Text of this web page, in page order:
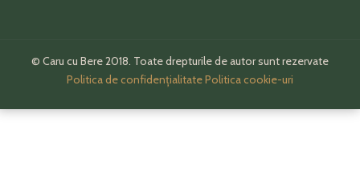
© Caru cu Bere 2018. Toate drepturile de autor sunt rezervate
Politica de confidențialitatePolitica cookie-uri